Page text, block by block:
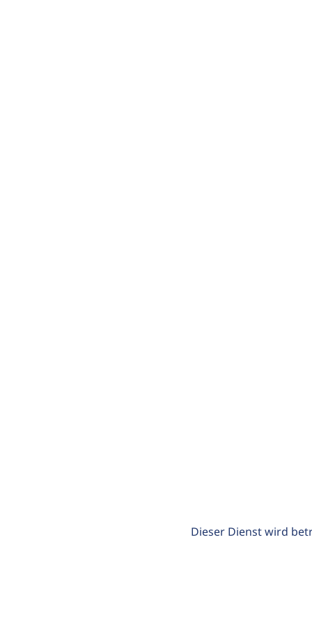
Dieser Dienst wird